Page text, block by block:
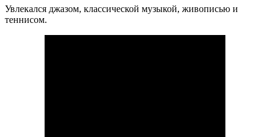
Увлекался джазом, классической музыкой, живописью и
теннисом.